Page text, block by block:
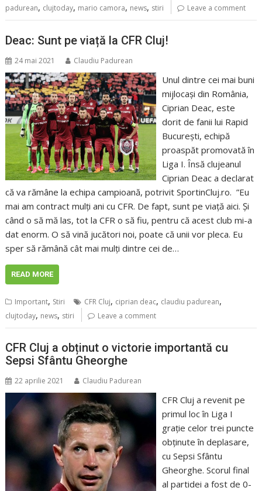
padurean, clujtoday, mario camora, news, stiri Leave a comment
Deac: Sunt pe viață la CFR Cluj!
24 mai 2021 Claudiu Padurean
Unul dintre cei mai buni
mijlocași din România,
Ciprian Deac, este
dorit de fanii lui Rapid
București, echipă
proaspăt promovată în
Liga I. Însă clujeanul
Ciprian Deac a declarat
că va rămâne la echipa campioană, potrivit SportinCluj.ro. ”Eu
mai am contract mulți ani cu CFR. De fapt, sunt pe viață aici. Și
când o să mă las, tot la CFR o să fiu, pentru că acest club mi-a
dat enorm. O să vină jucători noi, poate că unii vor pleca. Eu
sper să rămână cât mai mulți dintre cei de…
READ MORE
Important, Stiri CFR Cluj, ciprian deac, claudiu padurean,
clujtoday, news, stiri Leave a comment
CFR Cluj a obținut o victorie importantă cu
Sepsi Sfântu Gheorghe
22 aprilie 2021 Claudiu Padurean
CFR Cluj a revenit pe
primul loc în Liga I
grație celor trei puncte
obținute în deplasare,
cu Sepsi Sfântu
Gheorghe. Scorul final
al partidei a fost de 0-